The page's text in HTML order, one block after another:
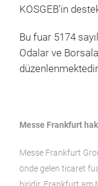
KOSGEB’in
Bu fuar 5174
Odalar ve
Messe Frankfurt
Messe Frankfurt
önde gelen ticaret